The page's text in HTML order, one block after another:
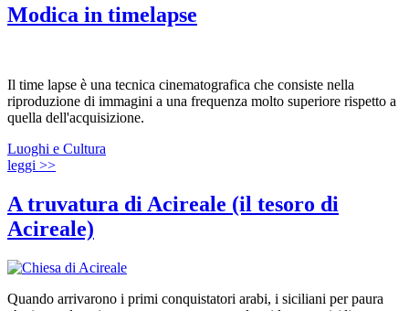
Modica in timelapse
Il time lapse è una tecnica cinematografica che consiste nella
riproduzione di immagini a una frequenza molto superiore rispetto a
quella dell'acquisizione.
Luoghi e Cultura
leggi >>
A truvatura di Acireale (il tesoro di
Acireale)
Quando arrivarono i primi conquistatori arabi, i siciliani per paura